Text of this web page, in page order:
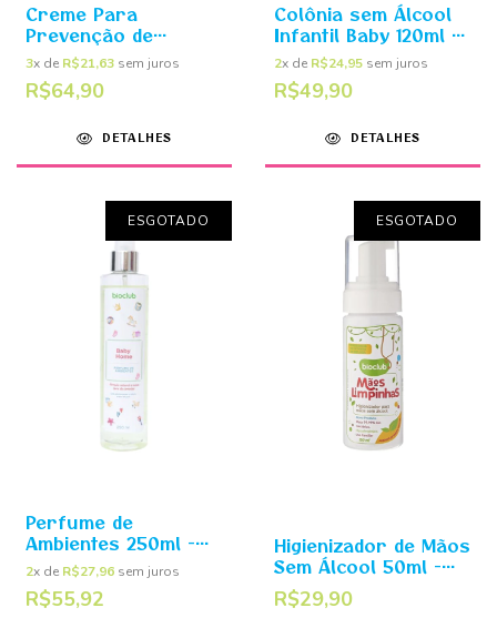
Creme Para
Prevenção de
Assaduras 200g -
Bioclub
3x de R$21,63 sem juros
R$64,90
DETALHES
Colônia sem Álcool
Infantil Baby 120ml -
Bioclub
2x de R$24,95 sem juros
R$49,90
DETALHES
ESGOTADO
Perfume de
Ambientes 250ml -
Baby Home Bioclub
2x de R$27,96 sem juros
R$55,92
ESGOTADO
Higienizador de Mãos
Sem Álcool 50ml -
Mãos Limpinhas
Bioclub
R$29,90